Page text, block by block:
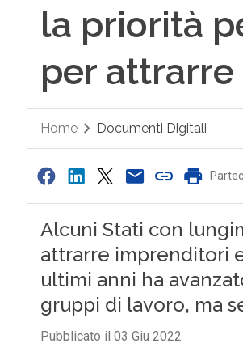
la priorità
per
Home Documenti Digitali
Alcuni Stati con
attrarre imprenditori
ultimi anni ha
gruppi di lavoro, ma
Pubblicato il 03 Giu 2022